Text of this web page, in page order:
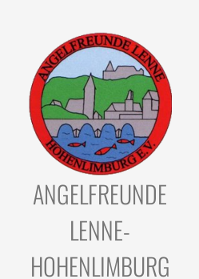
ANGELFREUNDE
LENNE-
HOHENLIMBURG